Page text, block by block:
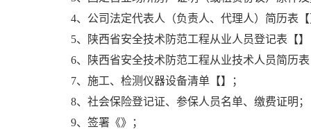
4、公司法定代表人（负责人、代理人）简历表
5、陕西省安全技术防范工程从业人员登记表【
6、陕西省安全技术防范工程从业技术人员简历
7、施工、检测仪器设备清单【】；
8、社会保险登记证、参保人员名单、缴费证明；
9、签署《》；